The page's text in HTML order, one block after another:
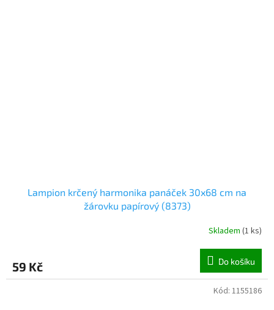
Lampion krčený harmonika panáček 30x68 cm na
žárovku papírový (8373)
Skladem (1 ks)
59 Kč Do košíku
Kód: 1155186